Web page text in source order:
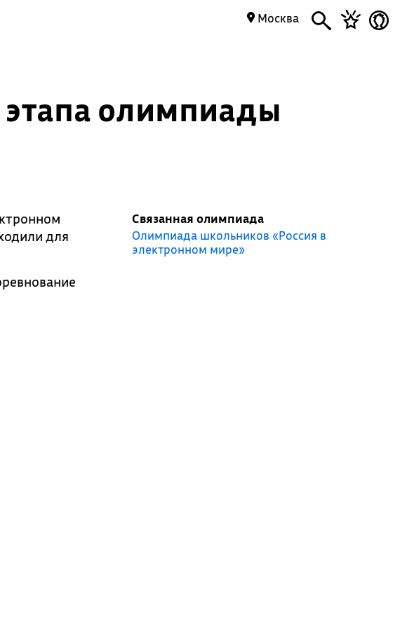
Москва
этапа олимпиады
для
Связанная олимпиада
Олимпиада школьников «Россия в
электронном мире»